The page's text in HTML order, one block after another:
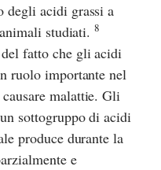
degli acidi grassi a
studiati.8
fatto che gli acidi
ruolo importante nel
malattie. Gli
sottogruppo di acidi
produce durante la
e